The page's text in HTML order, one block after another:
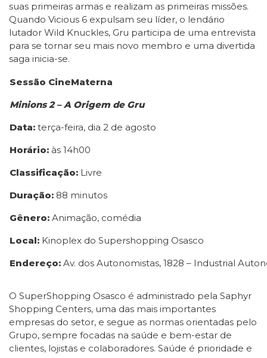
suas primeiras armas e realizam as primeiras missões.
Quando Vicious 6 expulsam seu líder, o lendário
lutador Wild Knuckles, Gru participa de uma entrevista
para se tornar seu mais novo membro e uma divertida
saga inicia-se.
Sessão CineMaterna
Minions 2 – A Origem de Gru
Data: terça-feira, dia 2 de agosto
Horário: às 14h00
Classificação: Livre
Duração: 88 minutos
Gênero: Animação, comédia
Local: Kinoplex do Supershopping Osasco
Endereço: Av. dos Autonomistas, 1828 – Industrial
O SuperShopping Osasco é administrado pela Saphyr
Shopping Centers, uma das mais importantes
empresas do setor, e segue as normas orientadas pelo
Grupo, sempre focadas na saúde e bem-estar de
clientes, lojistas e colaboradores. Saúde é prioridade e